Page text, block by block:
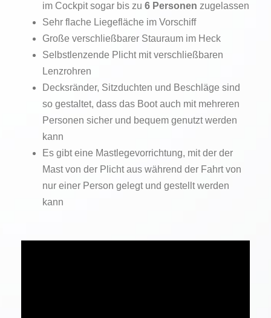
im Cockpit sogar bis zu 6 Personen zugelassen
Sehr flache Liegefläche im Vorschiff
Große verschließbarer Stauraum im Heck
Selbstlenzende Plicht mit verschließbaren
Lenzrohren
Decksränder, Sitzduchten und Beschläge sind
so gestaltet, dass das Boot auch mit mehreren
Personen sicher und bequem genutzt werden
kann
Es gibt eine Mastlegevorrichtung, mit der der
Mast von der Plicht aus während der Fahrt von
nur einer Person gelegt und gestellt werden
kann